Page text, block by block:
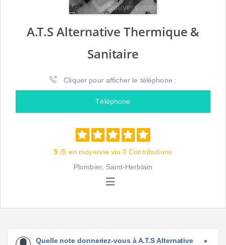
A.T.S Alternative Thermique &
Sanitaire
Cliquer pour afficher le téléphone :
Téléphone
5 /5 en moyenne via 0 Contributions
Plombier, Saint-Herblain
Quelle note donneriez-vous à A.T.S Alternative